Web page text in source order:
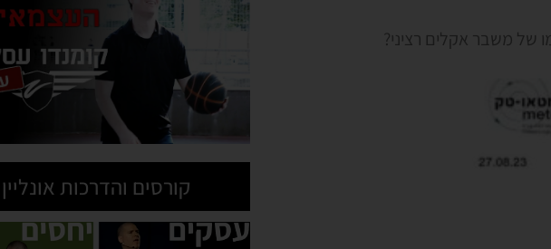
של משבר אקלים רציני?
קורסים והדרכות אונליין